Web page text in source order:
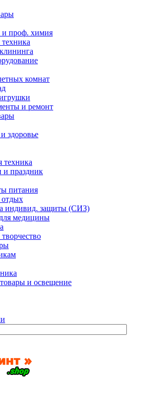
и проф. химия
комнат
и ремонт
здоровье
техника
и праздник
питания
индивид. защиты (СИЗ)
медицины
и освещение